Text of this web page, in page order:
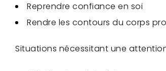
Reprendre confiance en soi
Rendre les contours du corps
Situations nécessitant une